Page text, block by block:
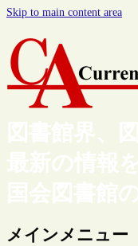
Skip to main content area
図書館界、
最新の情報
国会図書館
メインメニュー